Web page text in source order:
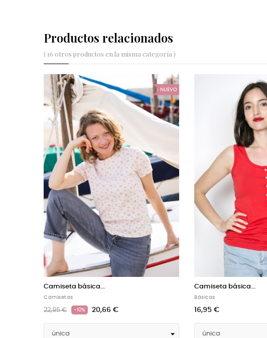
Productos relacionados
( 16 otros productos en la misma categoría )
NUEVO
Camiseta básica...
Camisetas
24,95 € -10% 22,46 €
Camiseta básica...
Básicas
22,95 €